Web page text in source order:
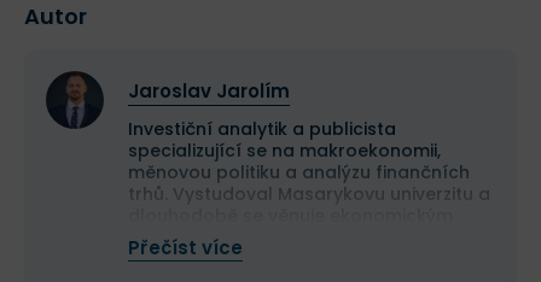
Autor
Jaroslav Jarolím
Investiční analytik a publicista
specializující se na makroekonomii,
měnovou politiku a analýzu finančních
trhů. Vystudoval Masarykovu univerzitu a
souvislostem vývoje kapitálových trhů.
Ve Finexu publikuje odborné články
Přečíst více